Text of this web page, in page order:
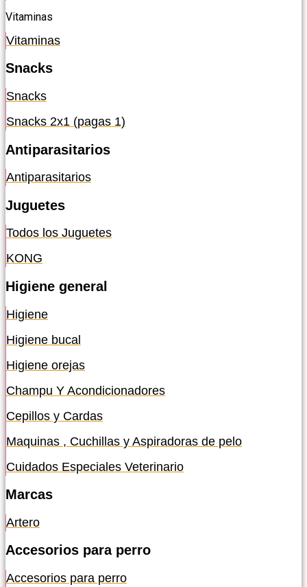
Vitaminas
Vitaminas
Snacks
Snacks
Snacks 2x1 (pagas 1)
Antiparasitarios
Antiparasitarios
Juguetes
Todos los Juguetes
KONG
Higiene general
Higiene
Higiene bucal
Higiene orejas
Champu Y Acondicionadores
Cepillos y Cardas
Maquinas , Cuchillas y Aspiradoras de pelo
Cuidados Especiales Veterinario
Marcas
Artero
Accesorios para perro
Accesorios para perro